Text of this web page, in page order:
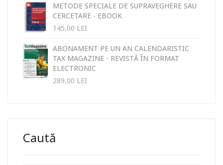
METODE SPECIALE DE SUPRAVEGHERE SAU
CERCETARE - EBOOK
145,00 LEI
ABONAMENT PE UN AN CALENDARISTIC
TAX MAGAZINE - REVISTĂ ÎN FORMAT
ELECTRONIC
289,00 LEI
Caută